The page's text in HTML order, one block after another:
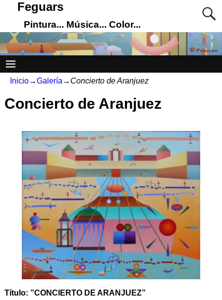
Feguars
Pintura... Música... Color...
Inicio→Galería → Concierto de Aranjuez
Concierto de Aranjuez
Título: ”CONCIERTO DE ARANJUEZ”